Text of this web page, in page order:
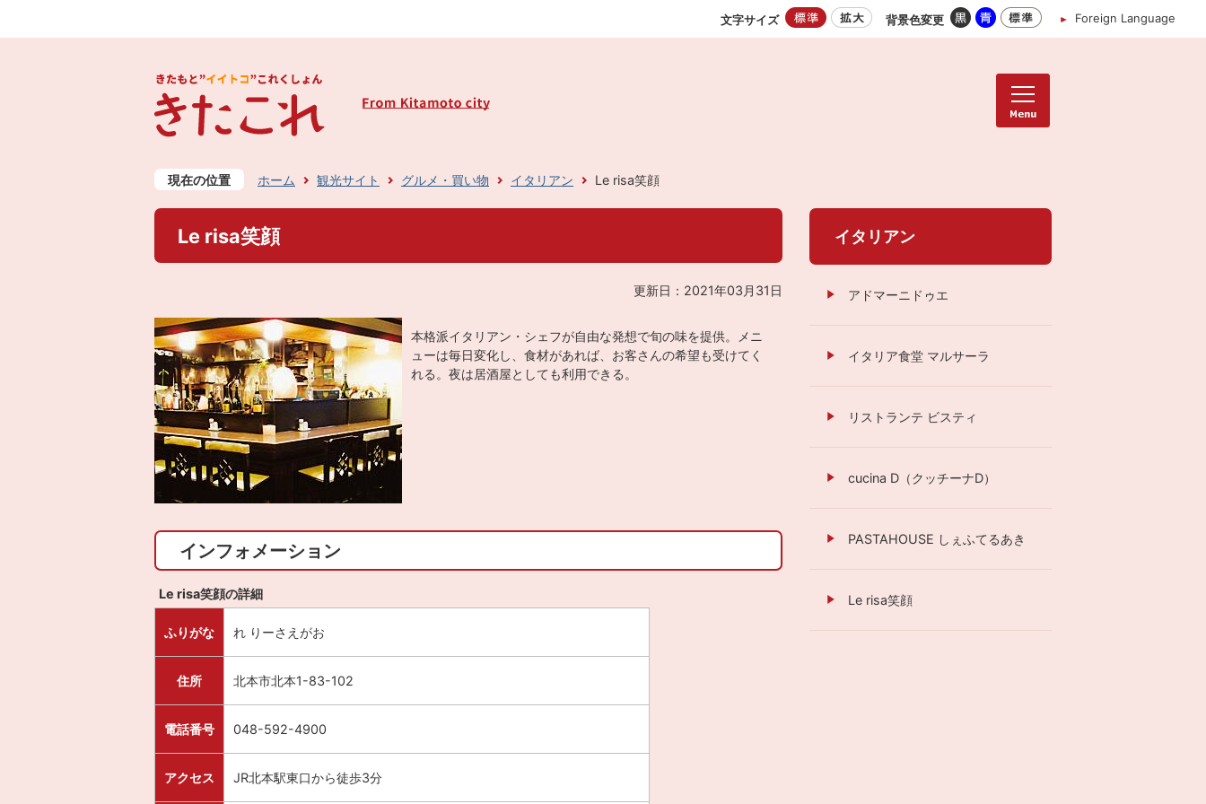
文字サイズ 背景色変更 Foreign Language
現在の位置 ホーム 観光サイト グルメ・買い物 イタリアン Le risa笑顔
Le risa笑顔
更新日：2021年03月31日
本格派イタリアン・シェフが自由な発想で旬の味を提供。メニ
ューは毎日変化し、食材があれば、お客さんの希望も受けてく
れる。夜は居酒屋としても利用できる。
インフォメーション
Le risa笑顔の詳細
ふりがな れ りーさえがお
住所 北本市北本1-83-102
電話番号 048-592-4900
アクセス JR北本駅東口から徒歩3分
イタリアン
アドマーニドゥエ
イタリア食堂 マルサーラ
リストランテ ビスティ
cucina D（クッチーナD）
PASTAHOUSE しぇふてるあき
Le risa笑顔